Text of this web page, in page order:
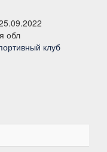
обл
клуб